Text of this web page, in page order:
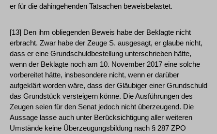
er für die dahingehenden Tatsachen beweisbelastet.
[13] Den ihm obliegenden Beweis habe der Beklagte nicht
erbracht. Zwar habe der Zeuge S. ausgesagt, er glaube nicht,
dass er eine Grundschuldbestellung unterschrieben hätte,
wenn der Beklagte noch am 10. November 2017 eine solche
vorbereitet hätte, insbesondere nicht, wenn er darüber
aufgeklärt worden wäre, dass der Gläubiger einer Grundschuld
das Grundstück versteigern könne. Die Ausführungen des
Zeugen seien für den Senat jedoch nicht überzeugend. Die
Aussage lasse auch unter Berücksichtigung aller weiteren
Umstände keine Überzeugungsbildung nach § 287 ZPO